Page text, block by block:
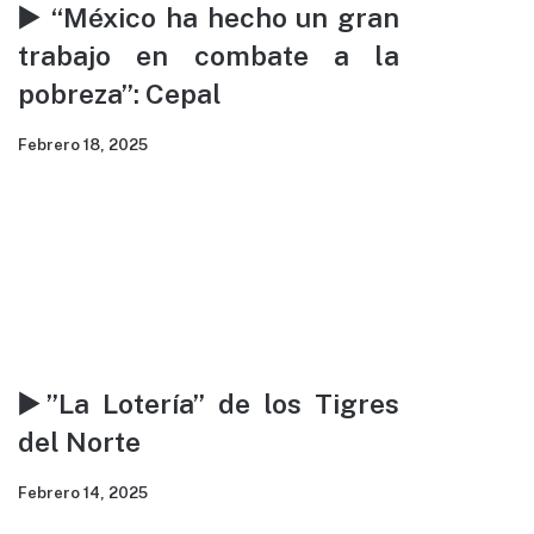
provocaron varios socavones
Alejandro Salazar Méndez, ingeniero geólogo
independiente, habla de los socavones provocados
por las recientes lluvias en la CDMX.
▶️ “México ha hecho un gran
trabajo en combate a la
pobreza”: Cepal
Febrero 18, 2025
▶️”La Lotería” de los Tigres
del Norte
Febrero 14, 2025